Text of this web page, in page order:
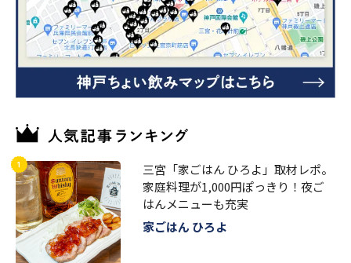
三宮「家ごはん ひろよ」取材レポ。
家庭料理が1,000円ぽっきり！夜ご
はんメニューも充実
家ごはん ひろよ